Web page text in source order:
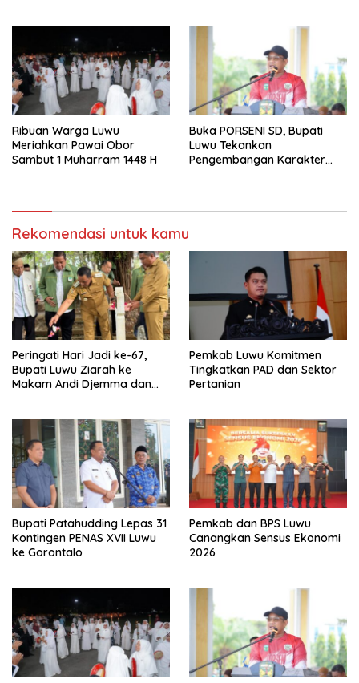
Ribuan Warga Luwu
Meriahkan Pawai Obor
Sambut 1 Muharram 1448 H
Buka PORSENI SD, Bupati
Luwu Tekankan
Pengembangan Karakter
Rekomendasi untuk kamu
Peringati Hari Jadi ke-67,
Bupati Luwu Ziarah ke
Makam Andi Djemma dan
Pemkab Luwu Komitmen
Tingkatkan PAD dan Sektor
Pertanian
Bupati Patahudding Lepas 31
Kontingen PENAS XVII Luwu
ke Gorontalo
Pemkab dan BPS Luwu
Canangkan Sensus Ekonomi
2026